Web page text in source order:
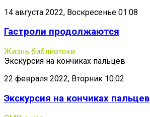
14 августа 2022, Воскресенье 01:08
Гастроли продолжаются
Жизнь библиотеки
Экскурсия на кончиках пальцев
22 февраля 2022, Вторник 10:02
Экскурсия на кончиках пальцев